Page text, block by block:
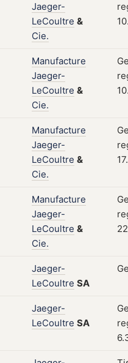
Jaeger-
LeCoultre &
Cie.
Manufacture
Jaeger-
LeCoultre &
Cie.
Manufacture
Jaeger-
LeCoultre &
Cie.
Manufacture
Jaeger-
LeCoultre &
Cie.
Jaeger-
LeCoultre SA
Jaeger-
LeCoultre SA